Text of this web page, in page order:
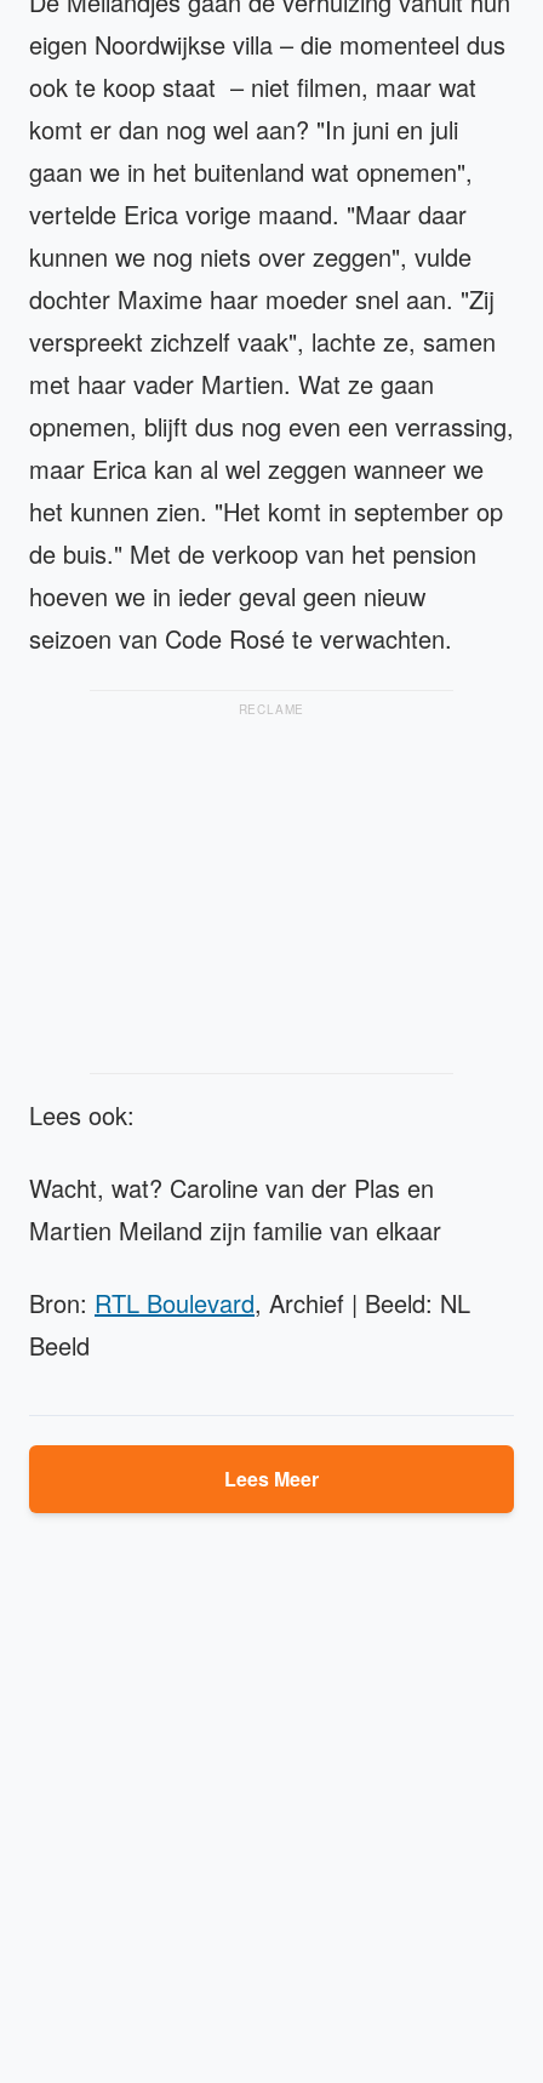
eigen Noordwijkse villa – die momenteel dus
ook te koop staat – niet filmen, maar wat
komt er dan nog wel aan? "In juni en juli
gaan we in het buitenland wat opnemen",
vertelde Erica vorige maand. "Maar daar
kunnen we nog niets over zeggen", vulde
dochter Maxime haar moeder snel aan. "Zij
verspreekt zichzelf vaak", lachte ze, samen
met haar vader Martien. Wat ze gaan
opnemen, blijft dus nog even een verrassing,
maar Erica kan al wel zeggen wanneer we
het kunnen zien. "Het komt in september op
de buis." Met de verkoop van het pension
hoeven we in ieder geval geen nieuw
seizoen van Code Rosé te verwachten.
RECLAME
Lees ook:
Wacht, wat? Caroline van der Plas en
Martien Meiland zijn familie van elkaar
Bron: RTL Boulevard, Archief | Beeld: NL
Beeld
Lees Meer